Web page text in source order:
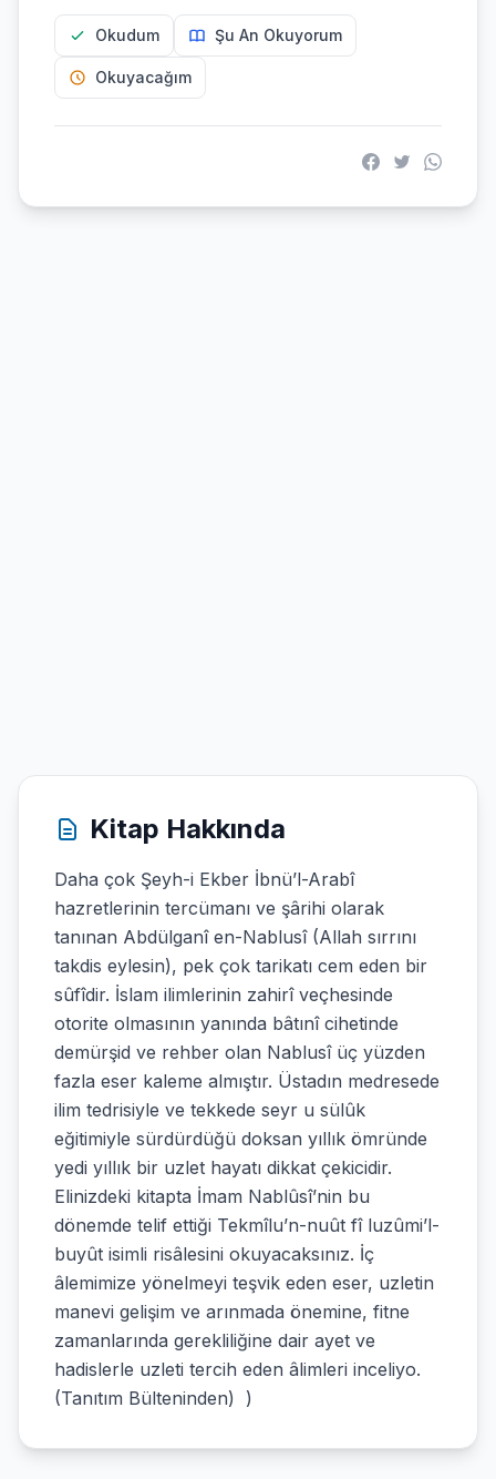
Okudum Şu An Okuyorum
Okuyacağım
Kitap Hakkında
Daha çok Şeyh-i Ekber İbnü’l-Arabî
hazretlerinin tercümanı ve şârihi olarak
tanınan Abdülganî en-Nablusî (Allah sırrını
takdis eylesin), pek çok tarikatı cem eden bir
sûfîdir. İslam ilimlerinin zahirî veçhesinde
otorite olmasının yanında bâtınî cihetinde
demürşid ve rehber olan Nablusî üç yüzden
fazla eser kaleme almıştır. Üstadın medresede
ilim tedrisiyle ve tekkede seyr u sülûk
eğitimiyle sürdürdüğü doksan yıllık ömründe
yedi yıllık bir uzlet hayatı dikkat çekicidir.
Elinizdeki kitapta İmam Nablûsî’nin bu
dönemde telif ettiği Tekmîlu’n-nuût fî luzûmi’l-
buyût isimli risâlesini okuyacaksınız. İç
âlemimize yönelmeyi teşvik eden eser, uzletin
manevi gelişim ve arınmada önemine, fitne
zamanlarında gerekliliğine dair ayet ve
hadislerle uzleti tercih eden âlimleri inceliyo.
(Tanıtım Bülteninden) )